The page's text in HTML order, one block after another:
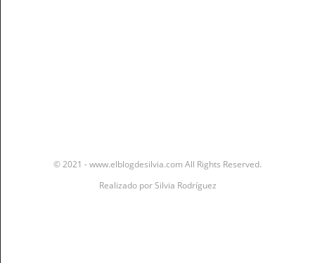
© 2021 - www.elblogdesilvia.com All Rights Reserved.
Realizado porSilvia Rodríguez